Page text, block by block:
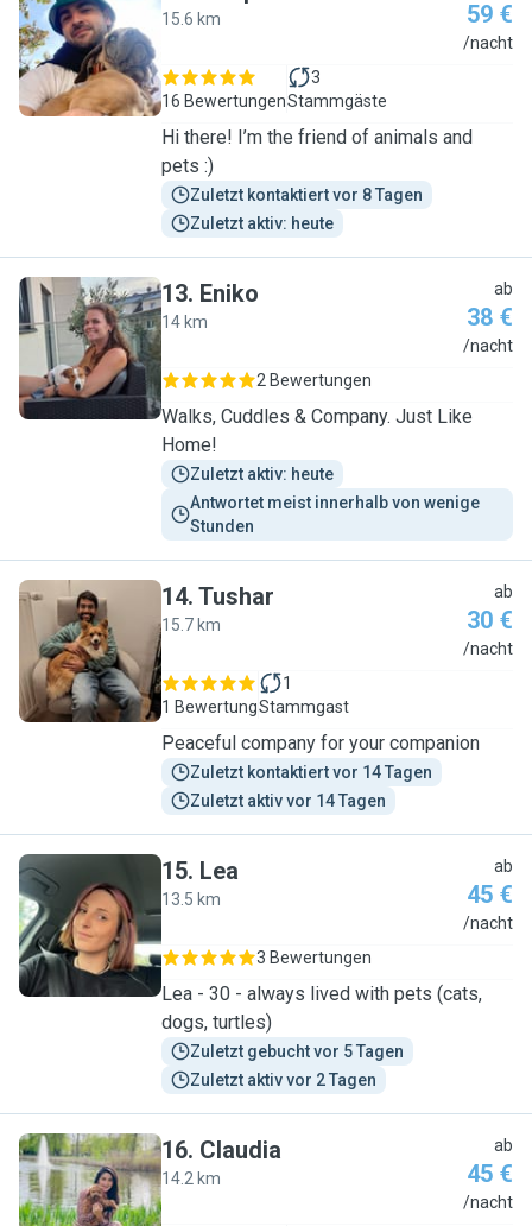
P
15.6 km 59 €
/nacht
16 Bewertungen
3
Stammgäste
Hi there! I’m the friend of animals and
pets :)
Zuletzt kontaktiert vor 8 Tagen
Zuletzt aktiv: heute
E
13. Eniko
14 km
ab
38 €
/nacht
2 Bewertungen
Walks, Cuddles & Company. Just Like
Home!
Zuletzt aktiv: heute
Antwortet meist innerhalb von wenige
Stunden
T
14. Tushar
15.7 km
ab
30 €
/nacht
1 Bewertung
1
Stammgast
Peaceful company for your companion
Zuletzt kontaktiert vor 14 Tagen
Zuletzt aktiv vor 14 Tagen
L
15. Lea
13.5 km
ab
45 €
/nacht
3 Bewertungen
Lea - 30 - always lived with pets (cats,
dogs, turtles)
Zuletzt gebucht vor 5 Tagen
Zuletzt aktiv vor 2 Tagen
C
16. Claudia
14.2 km
ab
45 €
/nacht